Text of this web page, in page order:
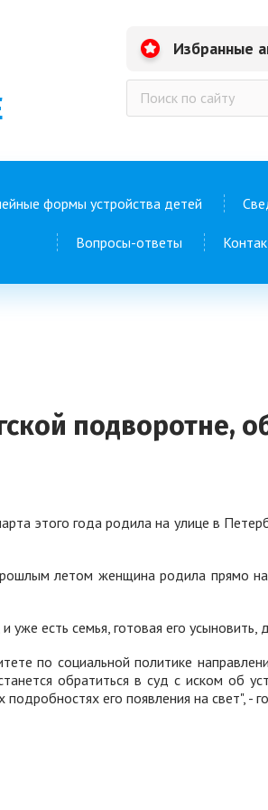
Избранные
формы устройства детей
Вопросы-ответы
подворотне,
этого года родила на улице в
летом женщина родила прямо
есть семья, готовая его усыновить,
по социальной политике
обратиться в суд с иском об
его появления на свет", -